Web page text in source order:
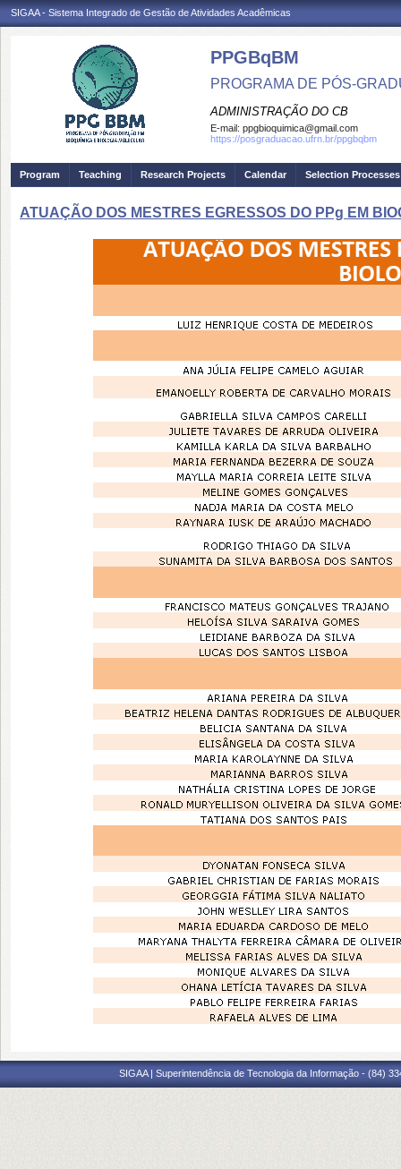
SIGAA - Sistema Integrado de Gestão de Atividades Acadêmicas
PPGBqBM
PROGRAMA DE PÓS-
ADMINISTRAÇÃO DO CB
E-mail: ppgbioquimica@gmail.com
https://posgraduacao.ufrn.br/ppgbqbm
Program Teaching Research Projects Calendar Selection Processes
ATUAÇÃO DOS MESTRES EGRESSOS DO PPg EM
SIGAA | Superintendência de Tecnologia da Informação - (84)